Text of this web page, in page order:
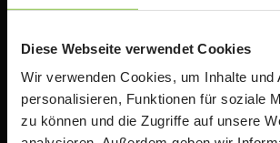
Diese Webseite verwendet Cookies
Wir verwenden Cookies, um Inhalte und
personalisieren, Funktionen für soziale
zu können und die Zugriffe auf unsere
Rabatten auf Apple Produkte. Wir
das Thema iPad in der Schule an.
Wichtiger Hinweis